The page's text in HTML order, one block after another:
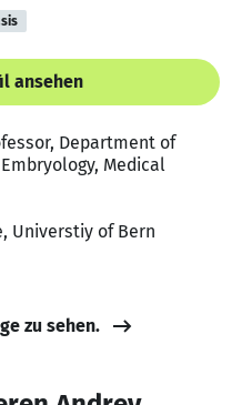
ansehen
Department of
Medical
Universtiy of Bern
zu sehen.